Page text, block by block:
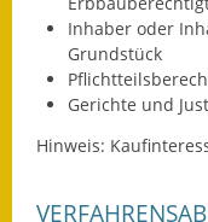
Inhaber oder
Grundstück
Gerichte und
Hinweis: